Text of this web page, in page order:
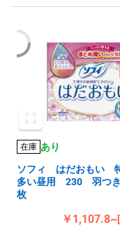
在庫 あり
ソフィ はだおもい
多い昼用 230 羽つ
枚
￥1,107.8~